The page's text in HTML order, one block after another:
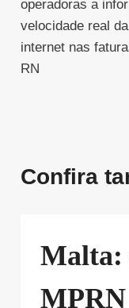
Post
operadoras a
velocidade real da
internet nas
RN
Confira
Malta: